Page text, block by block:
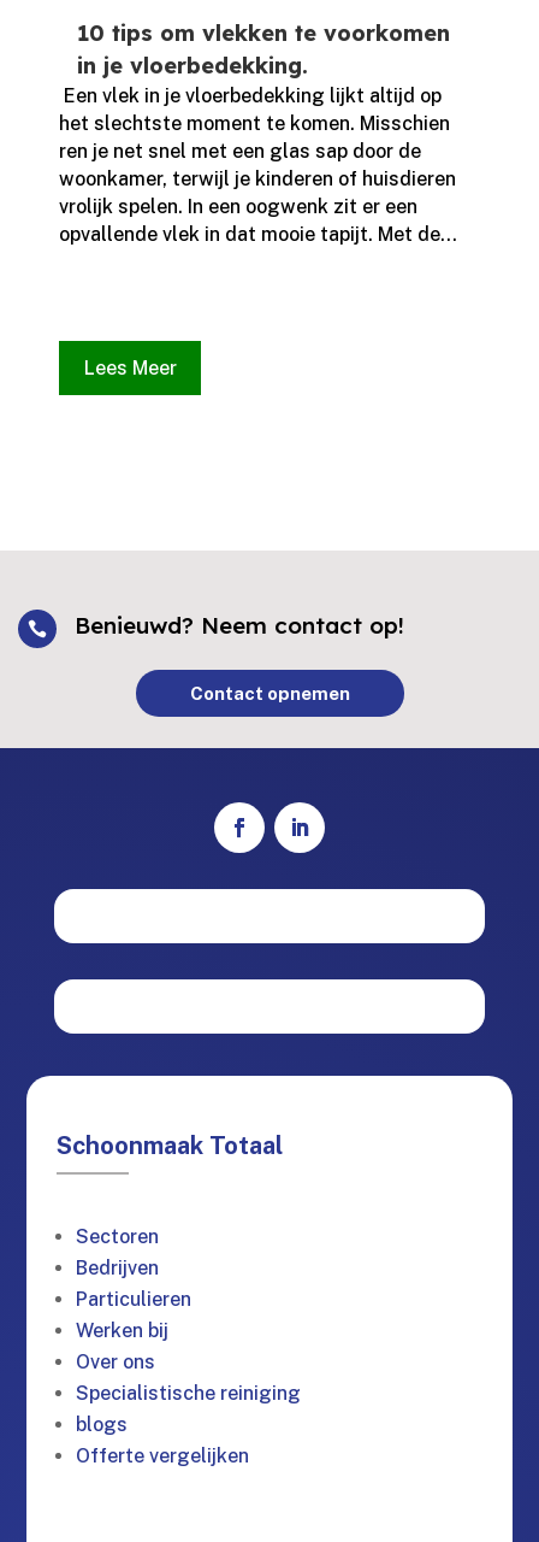
10 tips om vlekken te voorkomen
in je vloerbedekking.
​ Een vlek in je vloerbedekking lijkt altijd op
het slechtste moment te komen.​ Misschien
ren je net snel met een glas sap door de
woonkamer, terwijl je kinderen of huisdieren
vrolijk spelen.​ In een oogwenk zit er een
opvallende vlek in dat mooie tapijt.​ Met de...
Lees Meer
 Benieuwd? Neem contact op!
Contact opnemen
Schoonmaak Totaal
Sectoren
Bedrijven
Particulieren
Werken bij
Over ons
Specialistische reiniging
blogs
Offerte vergelijken